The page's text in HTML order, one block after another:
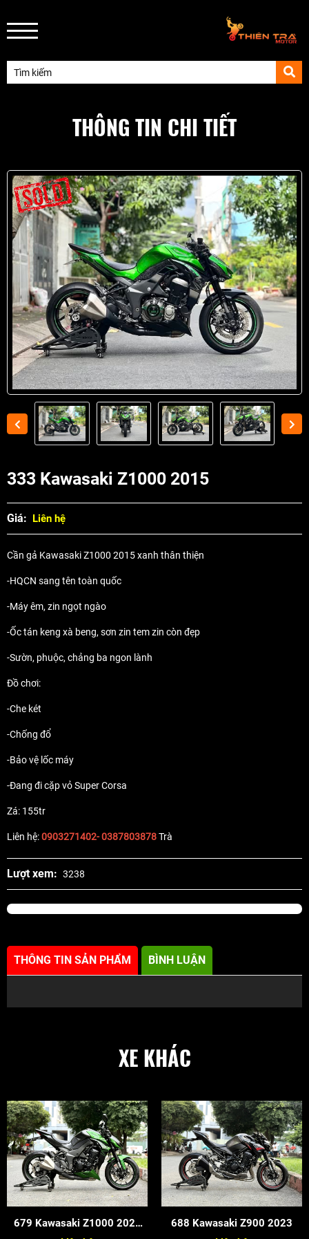
THÔNG TIN CHI TIẾT
333 Kawasaki Z1000 2015
Giá: Liên hệ
Cần gả Kawasaki Z1000 2015 xanh thân thiện
-HQCN sang tên toàn quốc
-Máy êm, zin ngọt ngào
-Ốc tán keng xà beng, sơn zin tem zin còn đẹp
-Sườn, phuộc, chảng ba ngon lành
Đồ chơi:
-Che két
-Chống đổ
-Bảo vệ lốc máy
-Đang đi cặp vỏ Super Corsa
Zá: 155tr
Liên hệ:0903271402- 0387803878Trà
Lượt xem: 3238
THÔNG TIN SẢN PHẨM BÌNH LUẬN
XE KHÁC
679 Kawasaki Z1000 2022
Cọp Keng
688 Kawasaki Z900 2023